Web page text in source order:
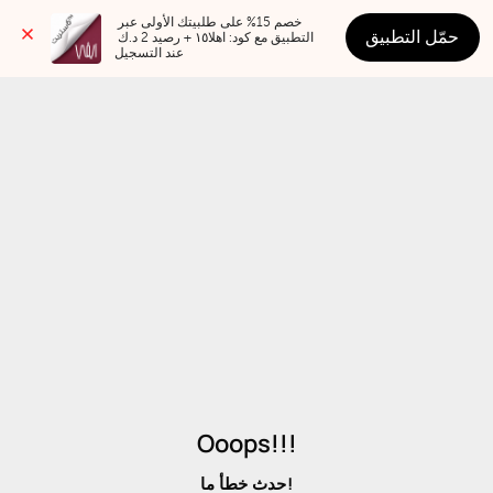
عند التسجيل
حمّل التطبيق
Ooops!!!
حدث خطأ ما!